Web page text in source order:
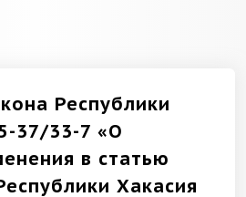
Республики
37/33-7 «О
в статью
Хакасия